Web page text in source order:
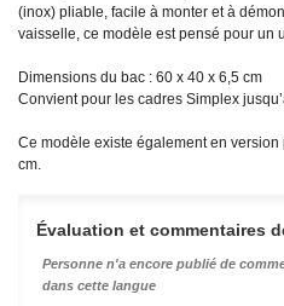
(inox) pliable, facile à monter et à
vaisselle, ce modèle est pensé pour un
Dimensions du bac : 60 x 40 x 6,5 cm
Convient pour les cadres Simplex
Ce modèle existe également en
cm.
Évaluation et commentaires
Personne n'a encore publié de
dans cette langue